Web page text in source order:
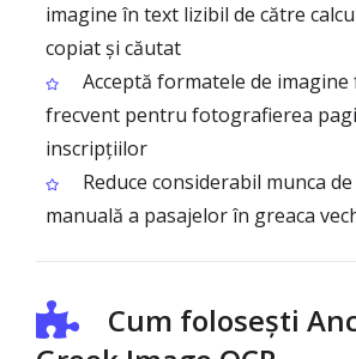
imagine în text lizibil de către
copiat și căutat
Acceptă formatele de
frecvent pentru fotografierea
inscripțiilor
Reduce considerabil munca
manuală a pasajelor în greaca
Cum folosești